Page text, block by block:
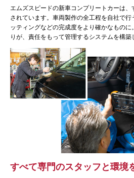
エムズスピードの新車コンプリートカーは
されています。車両製作の全工程を自社で
ッティングなどの完成度をより確かなもの
りが、責任をもって管理するシステムを構築
すべて専門のスタッフと環境